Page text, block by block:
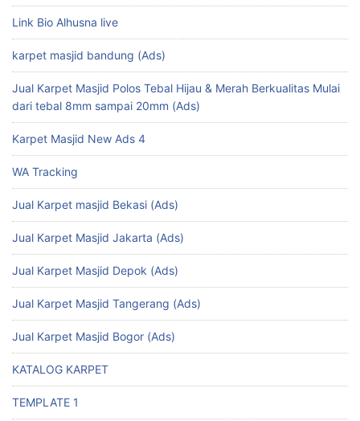
Link Bio Alhusna live
karpet masjid bandung (Ads)
Jual Karpet Masjid Polos Tebal Hijau & Merah Berkualitas Mulai
dari tebal 8mm sampai 20mm (Ads)
Karpet Masjid New Ads 4
WA Tracking
Jual Karpet masjid Bekasi (Ads)
Jual Karpet Masjid Jakarta (Ads)
Jual Karpet Masjid Depok (Ads)
Jual Karpet Masjid Tangerang (Ads)
Jual Karpet Masjid Bogor (Ads)
KATALOG KARPET
TEMPLATE 1